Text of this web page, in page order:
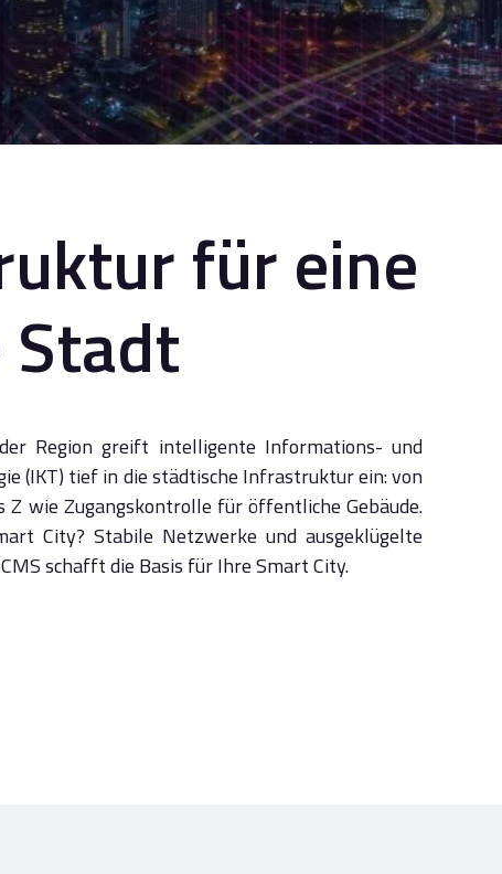
für eine
Region greift intelligente Informations- und
(IKT) tief in die städtische Infrastruktur ein: von
wie Zugangskontrolle für öffentliche Gebäude.
City? Stabile Netzwerke und ausgeklügelte
schafft die Basis für Ihre Smart City.